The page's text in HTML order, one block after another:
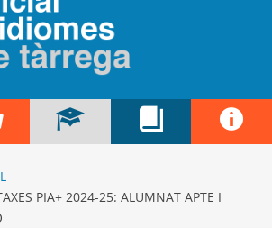
PIA+ 2024-25: ALUMNAT APTE I